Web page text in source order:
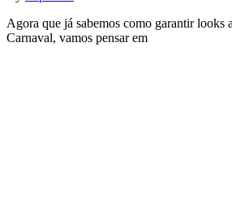
Agora que já sabemos como garantir looks
Carnaval, vamos pensar em